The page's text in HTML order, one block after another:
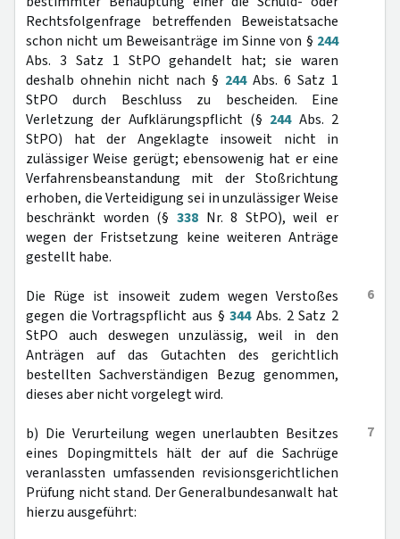
Rechtsfolgenfrage betreffenden Beweistatsache
schon nicht um Beweisanträge im Sinne von § 244
Abs. 3 Satz 1 StPO gehandelt hat; sie waren
deshalb ohnehin nicht nach § 244Abs. 6 Satz 1
StPO durch Beschluss zu bescheiden. Eine
Verletzung der Aufklärungspflicht (§ 244Abs. 2
StPO) hat der Angeklagte insoweit nicht in
zulässiger Weise gerügt; ebensowenig hat er eine
Verfahrensbeanstandung mit der Stoßrichtung
erhoben, die Verteidigung sei in unzulässiger Weise
beschränkt worden (§ 338Nr. 8 StPO), weil er
wegen der Fristsetzung keine weiteren Anträge
gestellt habe.
6
Die Rüge ist insoweit zudem wegen Verstoßes
gegen die Vortragspflicht aus §344Abs. 2 Satz 2
StPO auch deswegen unzulässig, weil in den
Anträgen auf das Gutachten des gerichtlich
bestellten Sachverständigen Bezug genommen,
dieses aber nicht vorgelegt wird.
7
b) Die Verurteilung wegen unerlaubten Besitzes
eines Dopingmittels hält der auf die Sachrüge
veranlassten umfassenden revisionsgerichtlichen
Prüfung nicht stand. Der Generalbundesanwalt hat
hierzu ausgeführt: